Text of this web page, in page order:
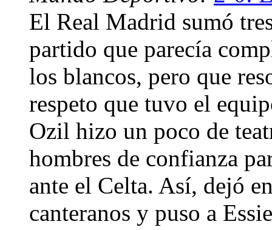
El Real Madrid sumó
partido que parecía
los blancos, pero que
respeto que tuvo el
Ozil hizo un poco de
hombres de confianza
ante el Celta. Así, dejó
canteranos y puso a